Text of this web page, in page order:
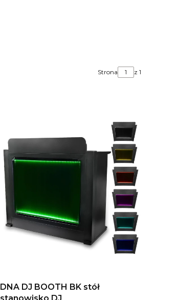
Strona z 1
DNA DJ BOOTH BK stół